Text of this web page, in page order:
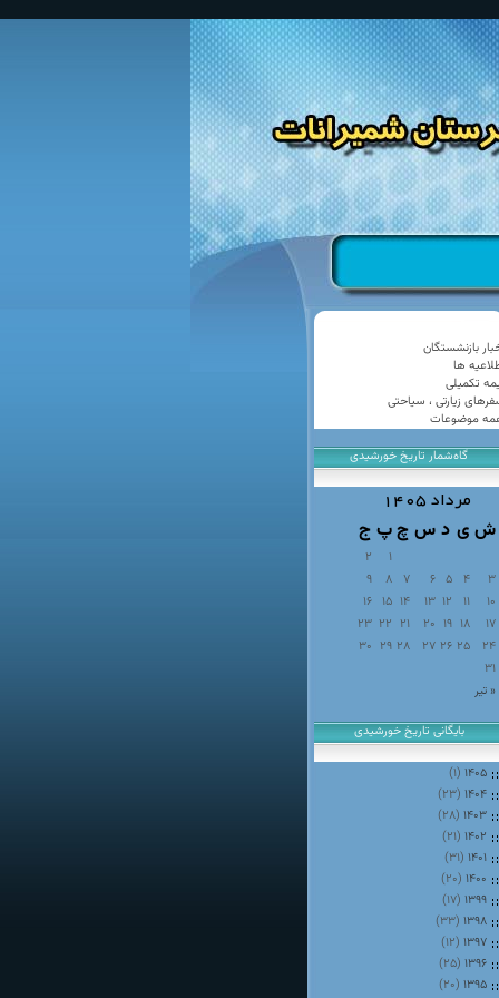
بازنشستگان
ها
تکمیلی
زیارتی ، سیاحتی
موضوعات
گاه‌شمار تاریخ خورشیدی
مرداد ۱۴۰۵
ش ی د س چپ ج
« تیر
1
2
3
4
5
6
7
8
9
10
11
12
13
14
15
16
17
18
19
20
21
22
23
24
25
26
27
28
29
30
31
بایگانی تاریخ خورشیدی
۱۴۰۵ (۱)
۱۴۰۴ (۲۳)
۱۴۰۳ (۲۸)
۱۴۰۲ (۲۱)
۱۴۰۱ (۳۱)
۱۴۰۰ (۲۰)
۱۳۹۹ (۱۷)
۱۳۹۸ (۳۳)
۱۳۹۷ (۱۲)
۱۳۹۶ (۲۵)
۱۳۹۵ (۲۰)